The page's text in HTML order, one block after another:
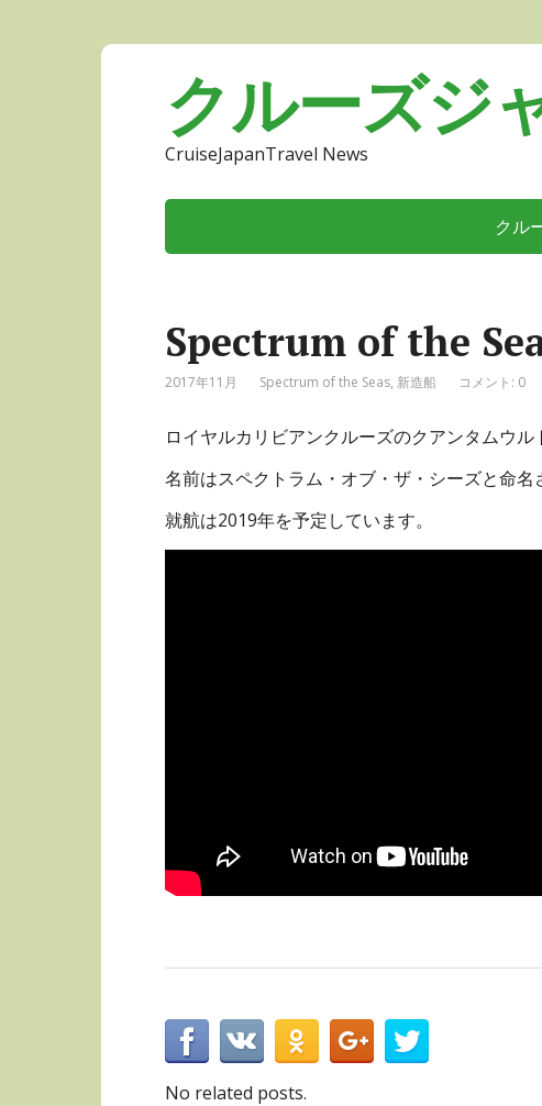
クルーズジ
CruiseJapanTravel News
クル
Spectrum of the
2017年11月 Spectrum of the Seas, 新造船 コメント: 0
ロイヤルカリビアンクルーズのクアンタムウル
名前はスペクトラム・オブ・ザ・シーズと命名
就航は2019年を予定しています。
No related posts.